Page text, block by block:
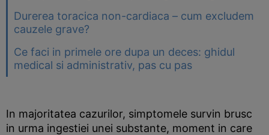
Durerea toracica non-cardiaca – cum excludem
cauzele grave?
Ce faci in primele ore dupa un deces: ghidul
medical si administrativ, pas cu pas
In majoritatea cazurilor, simptomele survin brusc
in urma ingestiei unei substante, moment in care